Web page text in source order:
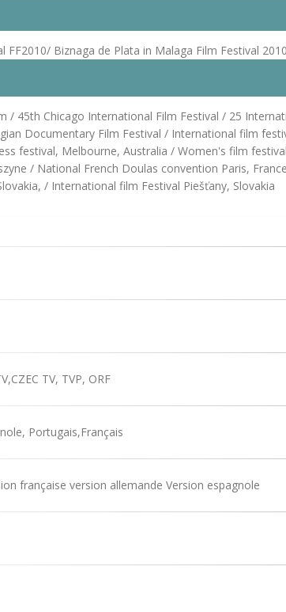
Biznaga de Plata in Malaga Film Festival
/ 45th Chicago International Film Festival / 25
Documentary Film Festival / International film
festival, Melbourne, Australia / Women's film
/ National French Doulas convention Paris,
/ International film Festival Piešťany, Slovakia
TV, TVP, ORF
Portugais,Français
française version allemande Version espagnole